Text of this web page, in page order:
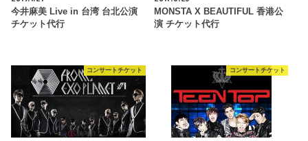
今井麻美 Live in 台湾 台北公演
チケット代行
MONSTA X BEAUTIFUL 香港公
演 チケット代行
コンサートチケット コンサートチケット